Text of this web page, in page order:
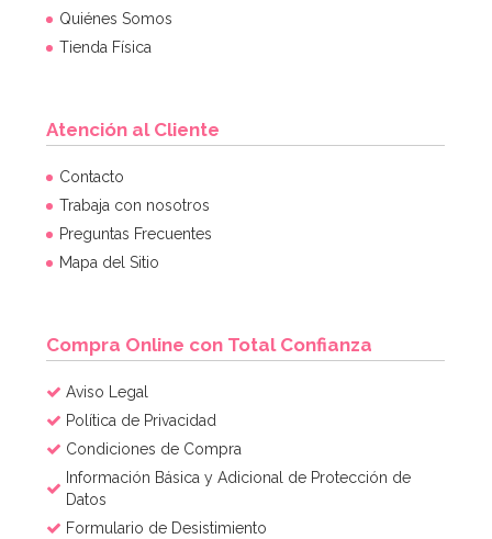
Contrapeso para Globos de Helio Rojo
AÑADIR
Quiénes Somos
Tienda Física
Atención al Cliente
Contacto
Trabaja con nosotros
Preguntas Frecuentes
Mapa del Sitio
Compra Online con Total Confianza
Aviso Legal
Política de Privacidad
Condiciones de Compra
Información Básica y Adicional de Protección de
Datos
Formulario de Desistimiento